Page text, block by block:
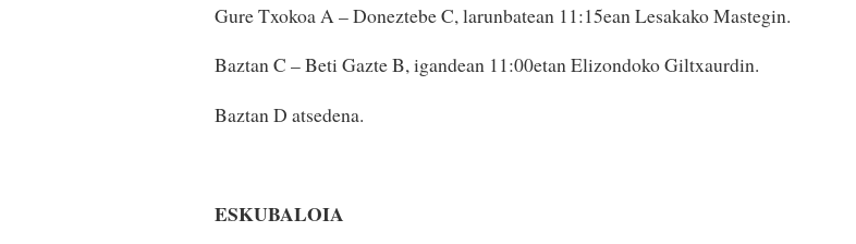
Gure Txokoa A – Doneztebe C, larunbatean 11:15ean Lesakako Mastegin.
Baztan C – Beti Gazte B, igandean 11:00etan Elizondoko Giltxaurdin.
Baztan D atsedena.
ESKUBALOIA